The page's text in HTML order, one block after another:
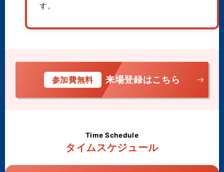
す。
参加費無料 来場登録はこちら
Time Schedule
タイムスケジュール